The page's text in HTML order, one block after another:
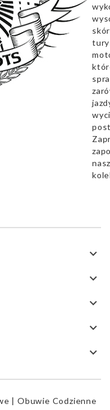





| Obuwie Codzienne